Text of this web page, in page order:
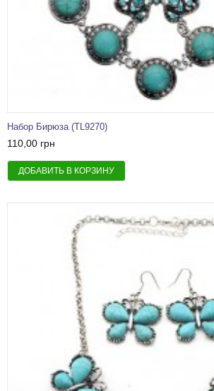
Набор Бирюза (TL9270)
110,00 грн
ДОБАВИТЬ В КОРЗИНУ